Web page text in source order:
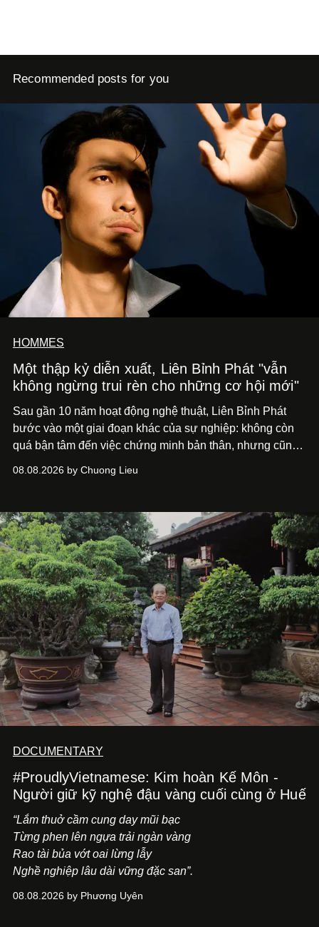
Recommended posts for you
HOMMES
Một thập kỷ diễn xuất, Liên Bỉnh Phát "vẫn
không ngừng trui rèn cho những cơ hội mới"
Sau gần 10 năm hoạt động nghệ thuật, Liên Bỉnh Phát
bước vào một giai đoạn khác của sự nghiệp: không còn
quá bận tâm đến việc chứng minh bản thân, nhưng cũng
phim điện ảnh trong nửa đầu 2026 đến hành trình trở lại
bằng một tâm thế điềm tĩnh hơn. Anh tiếp tục học hỏi, trau
dồi và chờ đợi những vai diễn đủ sức đưa mình đến
những vùng đất mới. Ở tuổi ngoài 30, điều anh theo đuổi
không phải những đích đến quá lớn, mà là khả năng luôn
tiến về phía trước.
08.08.2026 by Chuong Lieu
DOCUMENTARY
#ProudlyVietnamese: Kim hoàn Kế Môn -
Người giữ kỹ nghệ đậu vàng cuối cùng ở Huế
“Lắm thuở cầm cung day mũi bạc
Từng phen lên ngựa trải ngàn vàng
Rao tài bủa vớt oai lừng lẫy
Nghề nghiệp lâu dài vững đặc san”.
08.08.2026 by Phương Uyên